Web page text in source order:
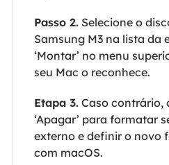
Passo 2.Selecione o
Samsung M3 na lista da
‘Montar’ no menu
seu Mac o reconhece.
Etapa 3.Caso contrário,
‘Apagar’ para formatar
externo e definir o novo
com macOS.